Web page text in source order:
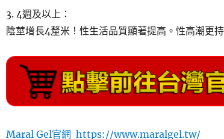
3. 4週及以上：
陰莖增長4釐米！性生活品質顯著提高。性高潮更
Maral Gel官網 https://www.maralgel.tw/